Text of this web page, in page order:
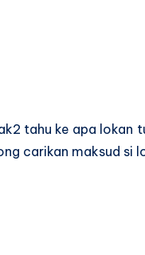
tahu ke apa lokan
carikan maksud si